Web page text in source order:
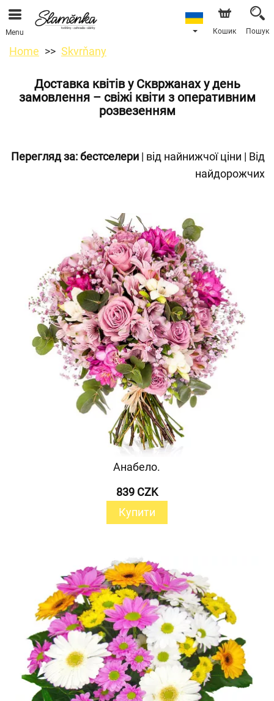
Menu Кошик Пошук
Home Skvrňany
Доставка квітів у Сквржанах у день
замовлення – свіжі квіти з оперативним
розвезенням
Перегляд за:бестселери | від найнижчої ціни | Від
найдорожчих
Анабело.
839 CZK
Купити